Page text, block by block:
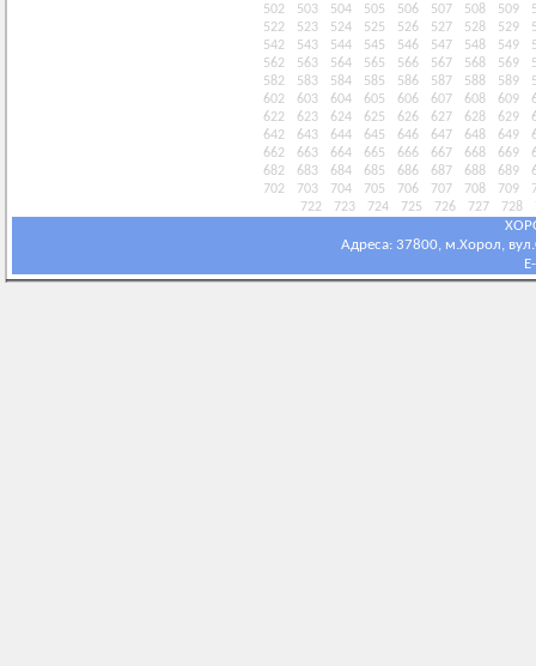
502
503 504 505 506 507 508 509
522
523 524 525 526 527 528 529
542
543 544 545 546 547 548 549
562
563 564 565 566 567 568 569
582
583 584 585 586 587 588 589
602
603 604 605 606 607 608 609
622
623 624 625 626 627 628 629
642
643 644 645 646 647 648 649
662
663 664 665 666 667 668 669
682
683 684 685 686 687 688 689
702
703 704 705 706 707 708 709
722
723 724 725 726 727 728
Адреса: 37800, м.Хорол,